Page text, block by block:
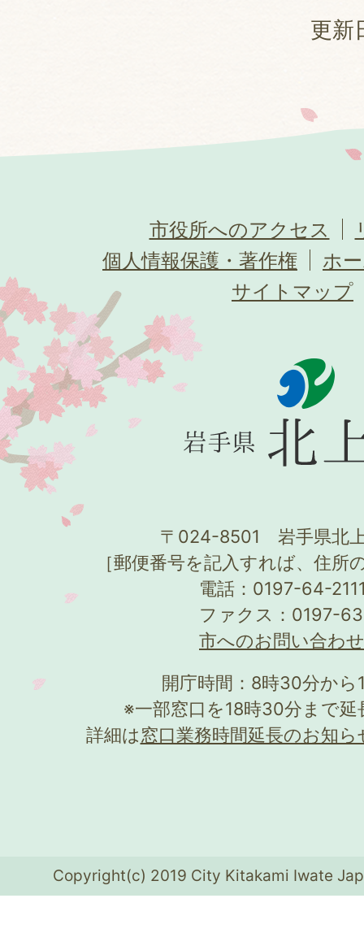
更新
市役所へのアクセス
個人情報保護・著作権
ホ
サイトマップ
〒024-8501 岩手県北
［郵便番号を記入すれば、住所
電話：0197-64-
ファクス：0197-
市へのお問い合わ
開庁時間：8時30分か
※一部窓口を18時30分まで
詳細は窓口業務時間延長のお知ら
Copyright(c) 2019 City Kitakami Iwate